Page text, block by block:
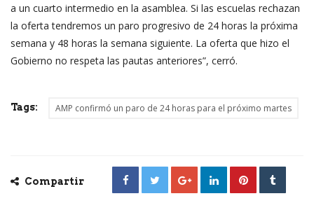
a un cuarto intermedio en la asamblea. Si las escuelas rechazan
la oferta tendremos un paro progresivo de 24 horas la próxima
semana y 48 horas la semana siguiente. La oferta que hizo el
Gobierno no respeta las pautas anteriores”, cerró.
Tags: AMP confirmó un paro de 24 horas para el próximo martes
Compartir